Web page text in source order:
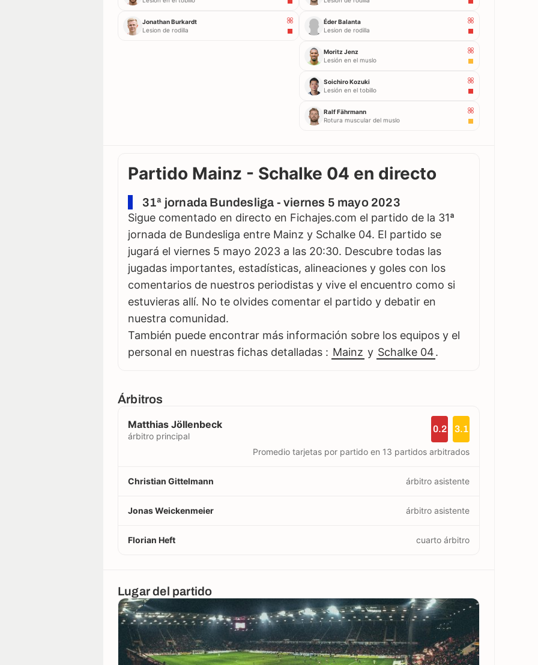
Jonathan Burkardt
Lesion de rodilla
Éder Balanta
Lesion de rodilla
Moritz Jenz
Lesión en el muslo
Soichiro Kozuki
Lesión en el tobillo
Ralf Fährmann
Rotura muscular del muslo
Partido Mainz - Schalke 04 en directo
31ª jornada Bundesliga - viernes 5 mayo 2023
Sigue comentado en directo en Fichajes.com el partido de la 31ª
jornada de Bundesliga entre Mainz y Schalke 04. El partido se
jugará el viernes 5 mayo 2023 a las 20:30. Descubre todas las
jugadas importantes, estadísticas, alineaciones y goles con los
comentarios de nuestros periodistas y vive el encuentro como si
estuvieras allí. No te olvides comentar el partido y debatir en
nuestra comunidad.
También puede encontrar más información sobre los equipos y el
personal en nuestras fichas detalladas : Mainz y Schalke 04.
Árbitros
Matthias Jöllenbeck
árbitro principal
0.2 3.1
Promedio tarjetas por partido en 13 partidos arbitrados
Christian Gittelmann árbitro asistente
Jonas Weickenmeier árbitro asistente
Florian Heft cuarto árbitro
Lugar del partido